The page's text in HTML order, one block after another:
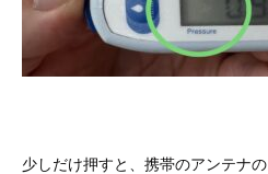
少しだけ押すと、携帯のアンテナ